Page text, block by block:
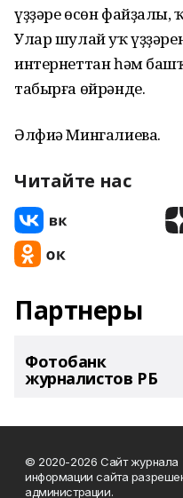
үҙҙәре өсөн
Улар шулай уҡ
интернеттан һәм
табырға өйрәнде.
Әлфиә Мингалиева.
Читайте нас
Партнеры
Фотобанк
журналистов РБ
© 2020-2026 Сайт журнала
информации сайта
администрации.